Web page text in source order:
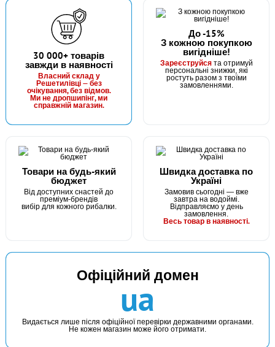
#500-08-03
В наявності
44 грн 2 шт.
Мікро-джиг "Owner" №8 3g
КУПИТИ
Мікро-джиг "Owner" №4 4g
30 000+ товарів
завжди в наявності
Власний склад у
Решетилівці — без
очікування, без відмов.
Ми не дропшипінг, ми
справжній магазин.
До -15%
З кожною покупкою
вигідніше!
Зареєструйсята отримуй
персональні знижки, які
ростуть разом з твоїми
замовленнями.
Товари на будь-який
бюджет
Від доступних снастей до
преміум-брендів
вибір для кожного рибалки.
Швидка доставка по
Україні
Замовив сьогодні — вже
завтра на водоймі.
Відправляємо у день
замовлення.
Весь товар в наявності.
Офіційний домен
ua
Видається лише після офіційної перевірки державними органами.
Не кожен магазин може його отримати.